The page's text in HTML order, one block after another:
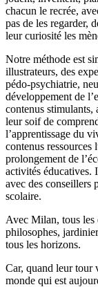
chacun le recrée,
pas de les regarder,
leur curiosité les
Notre méthode est
illustrateurs, des
pédo-psychiatrie,
développement de
contenus stimulants,
leur soif de
l’apprentissage du
contenus
prolongement de
activités éducatives.
avec des conseillers
scolaire.
Avec Milan, tous les
philosophes,
tous les horizons.
Car, quand leur tour
monde qui est